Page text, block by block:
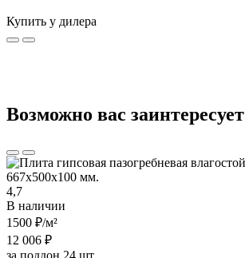
Купить у дилера
Возможно вас заинтересует
4,7
В наличии
1500 ₽/м²
12 006 ₽
за поддон 24 шт